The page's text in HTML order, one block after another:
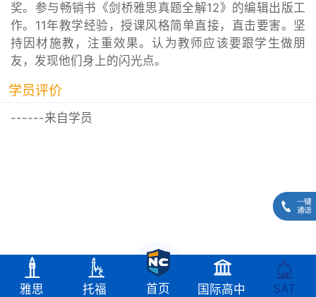
奖。参与畅销书《剑桥雅思真题全解12》的编辑出版工
作。11年教学经验，授课风格简单直接，直击要害。坚
持因材施教，注重效果。认为教师应该要跟学生做朋
友，发现他们身上的闪光点。
学员评价
------来自学员
雅思 托福 首页 国际高中 SAT